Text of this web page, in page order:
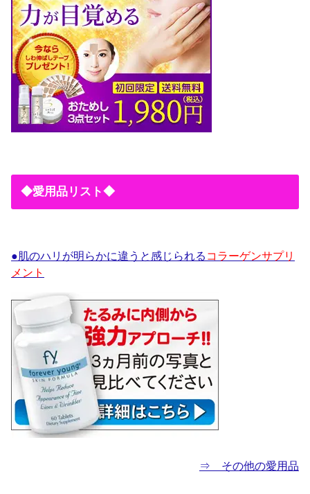
◆愛用品リスト◆
●肌のハリが明らかに違うと感じられる コラーゲンサプリ
メント
⇒ その他の愛用品